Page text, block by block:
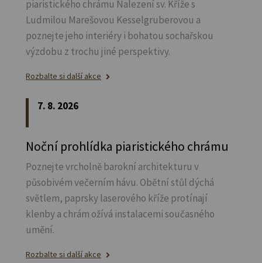
piaristického chrámu Nalezení sv. Kříže s
Ludmilou Marešovou Kesselgruberovou a
poznejte jeho interiéry i bohatou sochařskou
výzdobu z trochu jiné perspektivy.
Rozbalte si další akce
7. 8. 2026
Noční prohlídka piaristického chrámu
Poznejte vrcholně barokní architekturu v
působivém večerním hávu. Obětní stůl dýchá
světlem, paprsky laserového kříže protínají
klenby a chrám ožívá instalacemi současného
umění.
Rozbalte si další akce